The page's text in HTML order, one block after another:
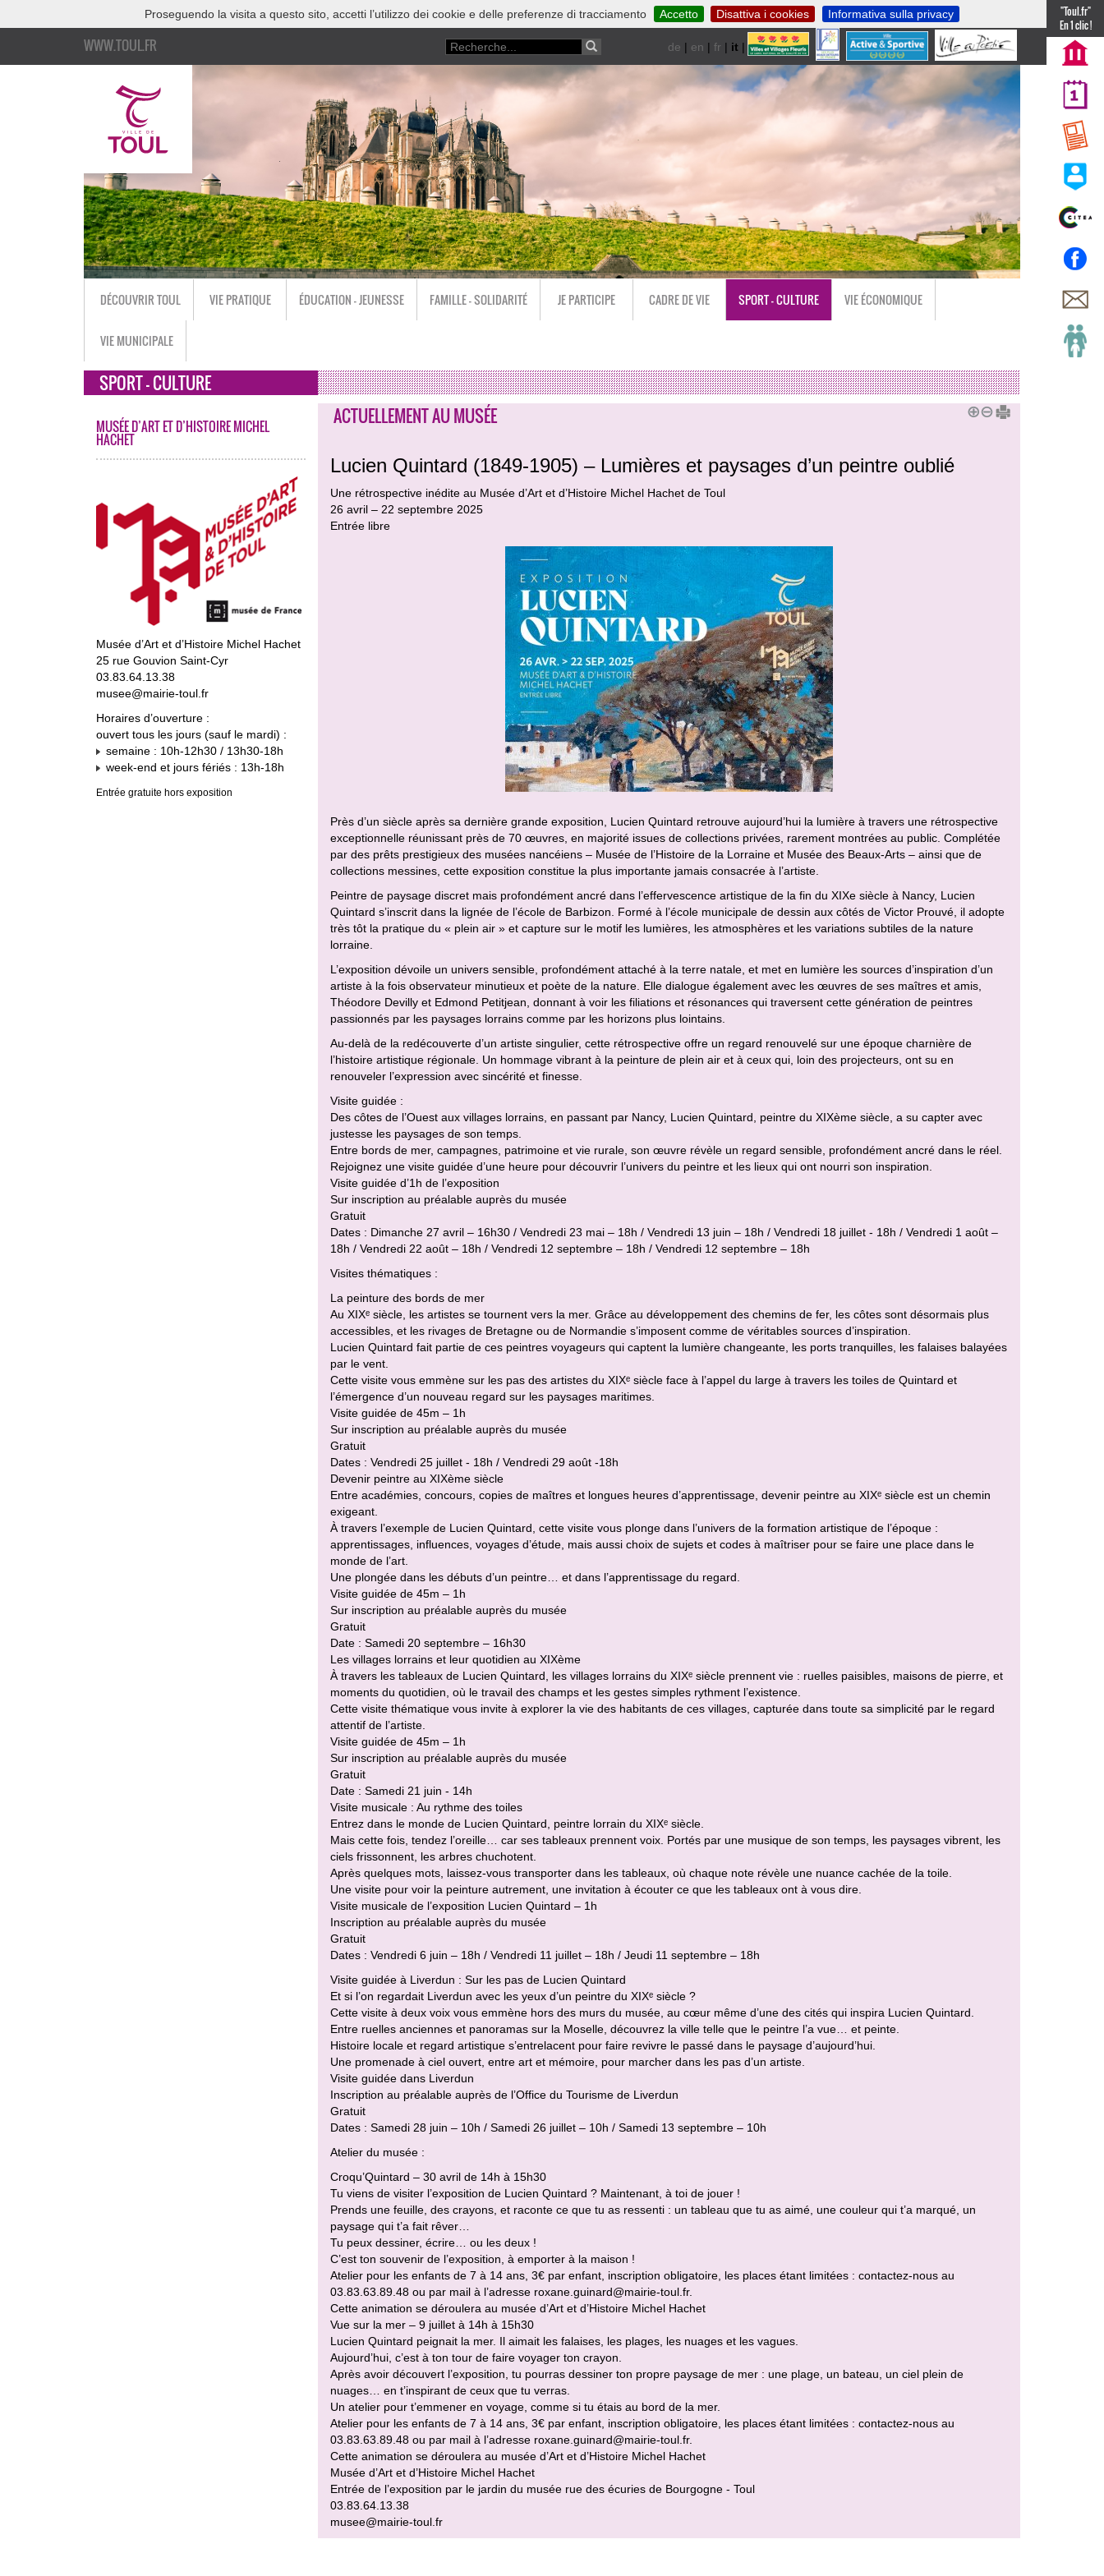
Proseguendo la visita a questo sito, accetti l’utilizzo dei cookie e delle preferenze di tracciamento Accetto Disattiva i cookies Informativa sulla privacy
WWW.TOUL.FR de | en | fr | it |nl
"Toul.fr"
En 1 clic !
DÉCOUVRIR TOUL VIE PRATIQUE ÉDUCATION - JEUNESSE FAMILLE - SOLIDARITÉ JE PARTICIPE CADRE DE VIE SPORT - CULTURE VIE ÉCONOMIQUE
VIE MUNICIPALE
SPORT - CULTURE
MUSÉE D’ART ET D’HISTOIRE MICHEL
HACHET
Musée d’Art et d’Histoire Michel Hachet
25 rue Gouvion Saint-Cyr
03.83.64.13.38
musee@mairie-toul.fr
Horaires d’ouverture :
ouvert tous les jours (sauf le mardi) :
semaine : 10h-12h30 / 13h30-18h
week-end et jours fériés : 13h-18h
Entrée gratuite hors exposition
ACTUELLEMENT AU MUSÉE
Lucien Quintard (1849-1905) – Lumières et paysages d’un peintre oublié
Une rétrospective inédite au Musée d’Art et d’Histoire Michel Hachet de Toul
26 avril – 22 septembre 2025
Entrée libre
Près d’un siècle après sa dernière grande exposition, Lucien Quintard retrouve aujourd’hui la lumière à travers une rétrospective
exceptionnelle réunissant près de 70 œuvres, en majorité issues de collections privées, rarement montrées au public. Complétée
par des prêts prestigieux des musées nancéiens – Musée de l’Histoire de la Lorraine et Musée des Beaux-Arts – ainsi que de
collections messines, cette exposition constitue la plus importante jamais consacrée à l’artiste.
Peintre de paysage discret mais profondément ancré dans l’effervescence artistique de la fin du XIXe siècle à Nancy, Lucien
Quintard s’inscrit dans la lignée de l’école de Barbizon. Formé à l’école municipale de dessin aux côtés de Victor Prouvé, il adopte
très tôt la pratique du « plein air » et capture sur le motif les lumières, les atmosphères et les variations subtiles de la nature
lorraine.
L’exposition dévoile un univers sensible, profondément attaché à la terre natale, et met en lumière les sources d’inspiration d’un
artiste à la fois observateur minutieux et poète de la nature. Elle dialogue également avec les œuvres de ses maîtres et amis,
Théodore Devilly et Edmond Petitjean, donnant à voir les filiations et résonances qui traversent cette génération de peintres
passionnés par les paysages lorrains comme par les horizons plus lointains.
Au-delà de la redécouverte d’un artiste singulier, cette rétrospective offre un regard renouvelé sur une époque charnière de
l’histoire artistique régionale. Un hommage vibrant à la peinture de plein air et à ceux qui, loin des projecteurs, ont su en
renouveler l’expression avec sincérité et finesse.
Visite guidée :
Des côtes de l’Ouest aux villages lorrains, en passant par Nancy, Lucien Quintard, peintre du XIXème siècle, a su capter avec
justesse les paysages de son temps.
Entre bords de mer, campagnes, patrimoine et vie rurale, son œuvre révèle un regard sensible, profondément ancré dans le réel.
Rejoignez une visite guidée d’une heure pour découvrir l’univers du peintre et les lieux qui ont nourri son inspiration.
Visite guidée d’1h de l’exposition
Sur inscription au préalable auprès du musée
Gratuit
Dates : Dimanche 27 avril – 16h30 / Vendredi 23 mai – 18h / Vendredi 13 juin – 18h / Vendredi 18 juillet - 18h / Vendredi 1 août –
18h / Vendredi 22 août – 18h / Vendredi 12 septembre – 18h / Vendredi 12 septembre – 18h
Visites thématiques :
La peinture des bords de mer
Au XIXᵉ siècle, les artistes se tournent vers la mer. Grâce au développement des chemins de fer, les côtes sont désormais plus
accessibles, et les rivages de Bretagne ou de Normandie s’imposent comme de véritables sources d’inspiration.
Lucien Quintard fait partie de ces peintres voyageurs qui captent la lumière changeante, les ports tranquilles, les falaises balayées
par le vent.
Cette visite vous emmène sur les pas des artistes du XIXᵉ siècle face à l’appel du large à travers les toiles de Quintard et
l’émergence d’un nouveau regard sur les paysages maritimes.
Visite guidée de 45m – 1h
Sur inscription au préalable auprès du musée
Gratuit
Dates : Vendredi 25 juillet - 18h / Vendredi 29 août -18h
Devenir peintre au XIXème siècle
Entre académies, concours, copies de maîtres et longues heures d’apprentissage, devenir peintre au XIXᵉ siècle est un chemin
exigeant.
À travers l’exemple de Lucien Quintard, cette visite vous plonge dans l’univers de la formation artistique de l’époque :
apprentissages, influences, voyages d’étude, mais aussi choix de sujets et codes à maîtriser pour se faire une place dans le
monde de l’art.
Une plongée dans les débuts d’un peintre… et dans l’apprentissage du regard.
Visite guidée de 45m – 1h
Sur inscription au préalable auprès du musée
Gratuit
Date : Samedi 20 septembre – 16h30
Les villages lorrains et leur quotidien au XIXème
À travers les tableaux de Lucien Quintard, les villages lorrains du XIXᵉ siècle prennent vie : ruelles paisibles, maisons de pierre, et
moments du quotidien, où le travail des champs et les gestes simples rythment l’existence.
Cette visite thématique vous invite à explorer la vie des habitants de ces villages, capturée dans toute sa simplicité par le regard
attentif de l’artiste.
Visite guidée de 45m – 1h
Sur inscription au préalable auprès du musée
Gratuit
Date : Samedi 21 juin - 14h
Visite musicale : Au rythme des toiles
Entrez dans le monde de Lucien Quintard, peintre lorrain du XIXᵉ siècle.
Mais cette fois, tendez l’oreille… car ses tableaux prennent voix. Portés par une musique de son temps, les paysages vibrent, les
ciels frissonnent, les arbres chuchotent.
Après quelques mots, laissez-vous transporter dans les tableaux, où chaque note révèle une nuance cachée de la toile.
Une visite pour voir la peinture autrement, une invitation à écouter ce que les tableaux ont à vous dire.
Visite musicale de l’exposition Lucien Quintard – 1h
Inscription au préalable auprès du musée
Gratuit
Dates : Vendredi 6 juin – 18h / Vendredi 11 juillet – 18h / Jeudi 11 septembre – 18h
Visite guidée à Liverdun : Sur les pas de Lucien Quintard
Et si l’on regardait Liverdun avec les yeux d’un peintre du XIXᵉ siècle ?
Cette visite à deux voix vous emmène hors des murs du musée, au cœur même d’une des cités qui inspira Lucien Quintard.
Entre ruelles anciennes et panoramas sur la Moselle, découvrez la ville telle que le peintre l’a vue… et peinte.
Histoire locale et regard artistique s’entrelacent pour faire revivre le passé dans le paysage d’aujourd’hui.
Une promenade à ciel ouvert, entre art et mémoire, pour marcher dans les pas d’un artiste.
Visite guidée dans Liverdun
Inscription au préalable auprès de l’Office du Tourisme de Liverdun
Gratuit
Dates : Samedi 28 juin – 10h / Samedi 26 juillet – 10h / Samedi 13 septembre – 10h
Atelier du musée :
Croqu’Quintard – 30 avril de 14h à 15h30
Tu viens de visiter l’exposition de Lucien Quintard ? Maintenant, à toi de jouer !
Prends une feuille, des crayons, et raconte ce que tu as ressenti : un tableau que tu as aimé, une couleur qui t’a marqué, un
paysage qui t’a fait rêver…
Tu peux dessiner, écrire… ou les deux !
C’est ton souvenir de l’exposition, à emporter à la maison !
Atelier pour les enfants de 7 à 14 ans, 3€ par enfant, inscription obligatoire, les places étant limitées : contactez-nous au
03.83.63.89.48 ou par mail à l’adresse roxane.guinard@mairie-toul.fr.
Cette animation se déroulera au musée d’Art et d’Histoire Michel Hachet
Vue sur la mer – 9 juillet à 14h à 15h30
Lucien Quintard peignait la mer. Il aimait les falaises, les plages, les nuages et les vagues.
Aujourd’hui, c’est à ton tour de faire voyager ton crayon.
Après avoir découvert l’exposition, tu pourras dessiner ton propre paysage de mer : une plage, un bateau, un ciel plein de
nuages… en t’inspirant de ceux que tu verras.
Un atelier pour t’emmener en voyage, comme si tu étais au bord de la mer.
Atelier pour les enfants de 7 à 14 ans, 3€ par enfant, inscription obligatoire, les places étant limitées : contactez-nous au
03.83.63.89.48 ou par mail à l’adresse roxane.guinard@mairie-toul.fr.
Cette animation se déroulera au musée d’Art et d’Histoire Michel Hachet
Musée d’Art et d’Histoire Michel Hachet
Entrée de l’exposition par le jardin du musée rue des écuries de Bourgogne - Toul
03.83.64.13.38
musee@mairie-toul.fr